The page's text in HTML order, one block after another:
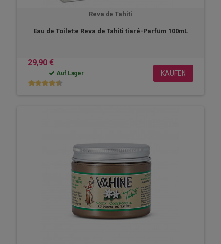
Reva de Tahiti
Eau de Toilette Reva de Tahiti tiaré-Parfüm 100mL
29,90 €
Auf Lager KAUFEN